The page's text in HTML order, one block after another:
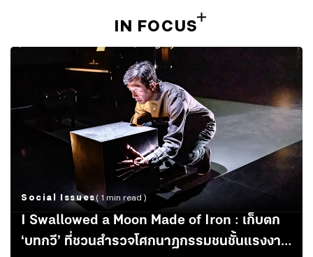
IN FOCUS
Social Issues( 1 min read )
I Swallowed a Moon Made of Iron : เก็บตก
‘บทกวี’ ที่ชวนสำรวจโศกนาฏกรรมชนชั้นแรงงาน